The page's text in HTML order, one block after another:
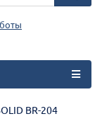
BR-204